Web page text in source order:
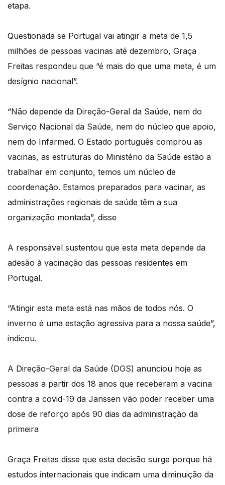
etapa.
Questionada se Portugal vai atingir a meta de 1,5
milhões de pessoas vacinas até dezembro, Graça
Freitas respondeu que “é mais do que uma meta, é um
desígnio nacional”.
“Não depende da Direção-Geral da Saúde, nem do
Serviço Nacional da Saúde, nem do núcleo que apoio,
nem do Infarmed. O Estado português comprou as
vacinas, as estruturas do Ministério da Saúde estão a
trabalhar em conjunto, temos um núcleo de
coordenação. Estamos preparados para vacinar, as
administrações regionais de saúde têm a sua
organização montada”, disse
A responsável sustentou que esta meta depende da
adesão à vacinação das pessoas residentes em
Portugal.
“Atingir esta meta está nas mãos de todos nós. O
inverno é uma estação agressiva para a nossa saúde”,
indicou.
A Direção-Geral da Saúde (DGS) anunciou hoje as
pessoas a partir dos 18 anos que receberam a vacina
contra a covid-19 da Janssen vão poder receber uma
dose de reforço após 90 dias da administração da
primeira
Graça Freitas disse que esta decisão surge porque há
estudos internacionais que indicam uma diminuição da